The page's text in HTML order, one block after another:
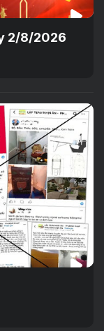
2/8/2026